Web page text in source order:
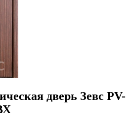
дверь Зевс PV-